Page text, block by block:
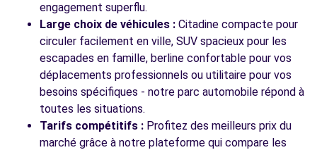
engagement superflu.
Large choix de véhicules : Citadine compacte pour
circuler facilement en ville, SUV spacieux pour les
escapades en famille, berline confortable pour vos
déplacements professionnels ou utilitaire pour vos
besoins spécifiques - notre parc automobile répond à
toutes les situations.
Tarifs compétitifs : Profitez des meilleurs prix du
marché grâce à notre plateforme qui compare les